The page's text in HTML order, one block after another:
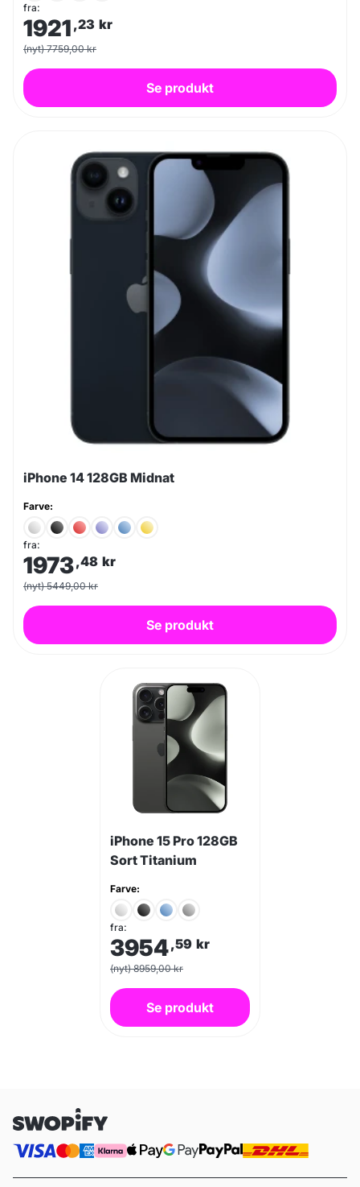
fra:
1921 ,23 kr
(nyt) 7759,00 kr
Se produkt
iPhone 14 128GB Midnat
Farve:
fra:
1973,48 kr
(nyt) 5449,00 kr
Se produkt
iPhone 15 Pro 128GB
Sort Titanium
Farve:
fra:
3954,59 kr
(nyt) 8959,00 kr
Se produkt